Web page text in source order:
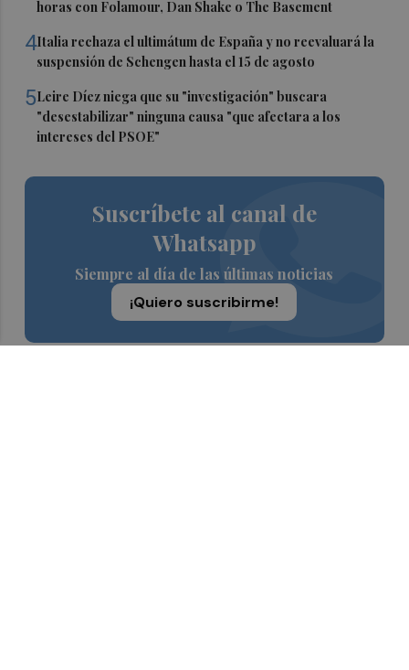
horas con Folamour, Dan Shake o The Basement
4Italia rechaza el ultimátum de España y no reevaluará la
suspensión de Schengen hasta el 15 de agosto
5Leire Díez niega que su "investigación" buscara
"desestabilizar" ninguna causa "que afectara a los
intereses del PSOE"
Suscríbete al canal de
Whatsapp
Siempre al día de las últimas noticias
¡Quiero suscribirme!